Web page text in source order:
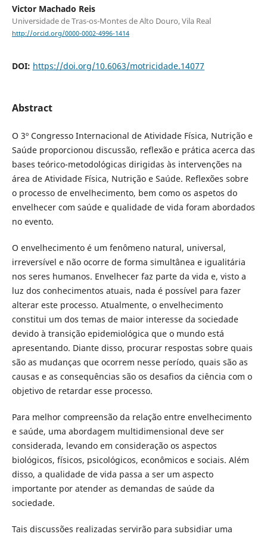
Victor Machado Reis
Universidade de Tras-os-Montes de Alto Douro, Vila Real
http://orcid.org/0000-0002-4996-1414
DOI: https://doi.org/10.6063/motricidade.14077
Abstract
O 3º Congresso Internacional de Atividade Física, Nutrição e
Saúde proporcionou discussão, reflexão e prática acerca das
bases teórico-metodológicas dirigidas às intervenções na
área de Atividade Física, Nutrição e Saúde. Reflexões sobre
o processo de envelhecimento, bem como os aspetos do
envelhecer com saúde e qualidade de vida foram abordados
no evento.
O envelhecimento é um fenômeno natural, universal,
irreversível e não ocorre de forma simultânea e igualitária
nos seres humanos. Envelhecer faz parte da vida e, visto a
luz dos conhecimentos atuais, nada é possível para fazer
alterar este processo. Atualmente, o envelhecimento
constitui um dos temas de maior interesse da sociedade
devido à transição epidemiológica que o mundo está
apresentando. Diante disso, procurar respostas sobre quais
são as mudanças que ocorrem nesse período, quais são as
causas e as consequências são os desafios da ciência com o
objetivo de retardar esse processo.
Para melhor compreensão da relação entre envelhecimento
e saúde, uma abordagem multidimensional deve ser
considerada, levando em consideração os aspectos
biológicos, físicos, psicológicos, econômicos e sociais. Além
disso, a qualidade de vida passa a ser um aspecto
importante por atender as demandas de saúde da
sociedade.
Tais discussões realizadas servirão para subsidiar uma